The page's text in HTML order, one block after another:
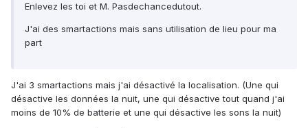
Enlevez les toi et M. Pasdechancedutout.
J'ai des smartactions mais sans utilisation de lieu pour ma
part
J'ai 3 smartactions mais j'ai désactivé la localisation. (Une qui
désactive les données la nuit, une qui désactive tout quand j'ai
moins de 10% de batterie et une qui désactive les sons la nuit)